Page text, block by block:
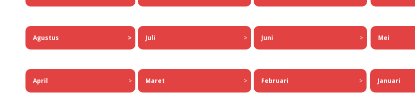
Agustus > Juli > Juni > Mei
April > Maret > Februari > Januari